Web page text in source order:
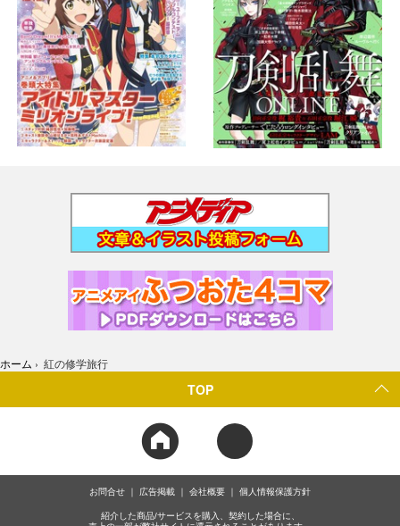
ホーム › 紅の修学旅行
TOP
お問合せ 広告掲載 会社概要 個人情報保護方針
紹介した商品/サービスを購入、契約した場合に、